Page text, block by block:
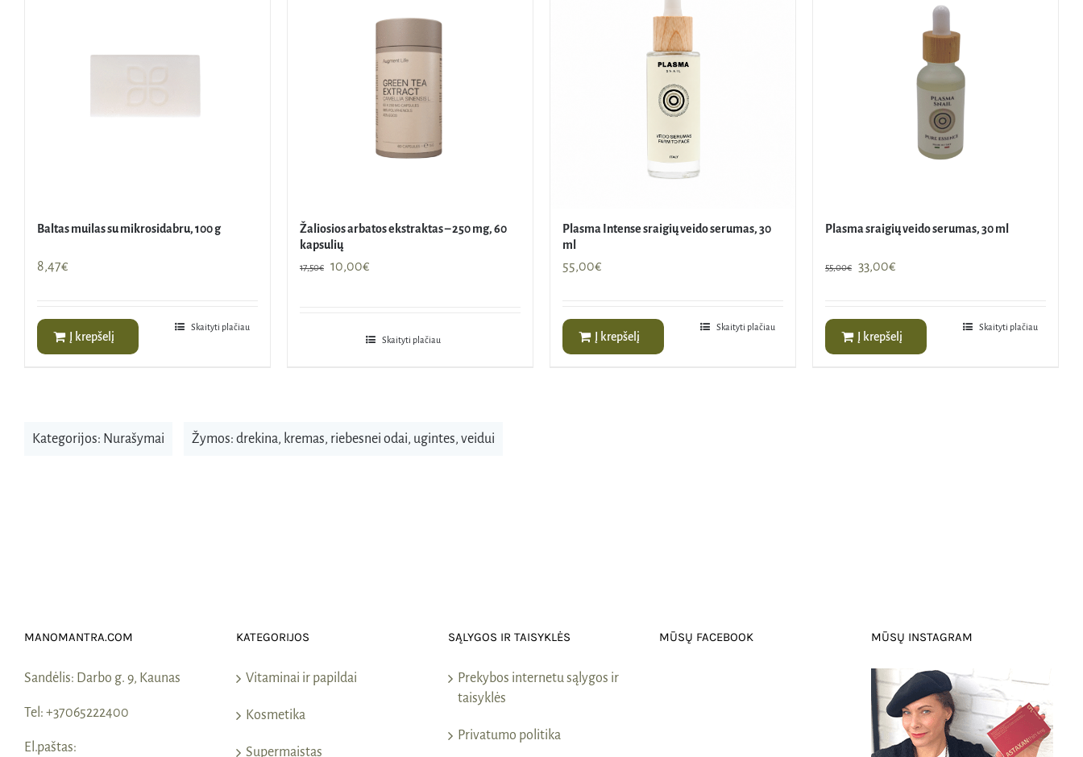
Baltas muilas su mikrosidabru, 100 g
8,47€
Į krepšelį
Skaityti plačiau
Žaliosios arbatos ekstraktas – 250 mg, 60
kapsulių
17,50€
Original
10,00€Current
Skaityti plačiau
Plasma Intense sraigių veido serumas, 30
ml
55,00€
Į krepšelį
Skaityti plačiau
Plasma sraigių veido serumas, 30 ml
55,00€
Original
33,00€
33,00€.
Į krepšelį
Skaityti plačiau
Kategorijos: Nurašymai Žymos: drekina, kremas, riebesnei odai, ugintes, veidui
MANOMANTRA.COM
Sandėlis: Darbo g. 9, Kaunas
Tel: +37065222400
El.paštas:
KATEGORIJOS
Vitaminai ir papildai
Kosmetika
Supermaistas
SĄLYGOS IR TAISYKLĖS
Prekybos internetu sąlygos ir
taisyklės
Privatumo politika
MŪSŲ FACEBOOK MŪSŲ INSTAGRAM